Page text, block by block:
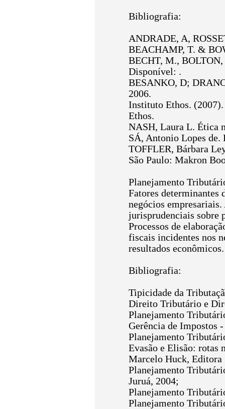
Bibliografia:
ANDRADE, A,
BEACHAMP, T. &
BECHT, M., BOLTON,
Disponível: .
BESANKO, D;
2006.
Instituto Ethos.
Ethos.
NASH, Laura L. Ética
SÁ, Antonio Lopes de.
TOFFLER, Bárbara
São Paulo: Makron
Planejamento
Fatores determinantes
negócios
jurisprudenciais sobre
Processos de
fiscais incidentes nos
resultados
Bibliografia:
Tipicidade da
Direito Tributário e
Planejamento
Gerência de Impostos
Planejamento
Evasão e Elisão: rotas
Marcelo Huck, Editora
Planejamento
Juruá, 2004;
Planejamento
Planejamento